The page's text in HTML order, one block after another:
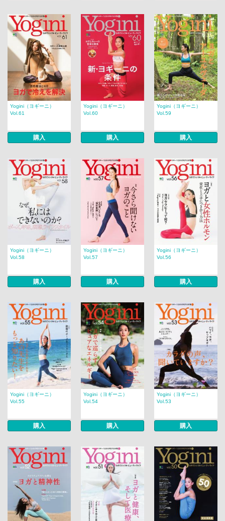
Yogini（ヨギーニ）
Vol.61
購入
Yogini（ヨギーニ）
Vol.60
購入
Yogini（ヨギーニ）
Vol.59
購入
Yogini（ヨギーニ）
Vol.58
購入
Yogini（ヨギーニ）
Vol.57
購入
Yogini（ヨギーニ）
Vol.56
購入
Yogini（ヨギーニ）
Vol.55
購入
Yogini（ヨギーニ）
Vol.54
購入
Yogini（ヨギーニ）
Vol.53
購入